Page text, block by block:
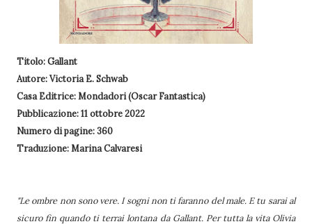
Titolo: Gallant
Autore: Victoria E. Schwab
Casa Editrice: Mondadori (Oscar Fantastica)
Pubblicazione: 11 ottobre 2022
Numero di pagine: 360
Traduzione: Marina Calvaresi
"Le ombre non sono vere. I sogni non ti faranno del male. E tu sarai al
sicuro fin quando ti terrai lontana da Gallant. Per tutta la vita Olivia